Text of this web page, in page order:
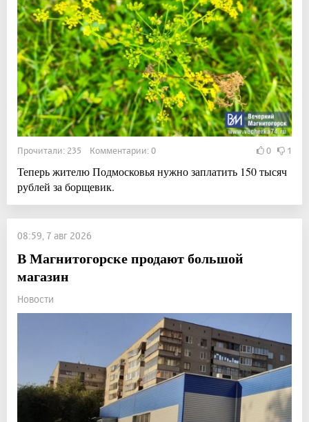
Прочитали: 235 Комментарии: 0 0 1
Теперь жителю Подмосковья нужно заплатить 150 тысяч
рублей за борщевик.
08:59, 7 авг 2026
В Магнитогорске продают большой
магазин
Новости